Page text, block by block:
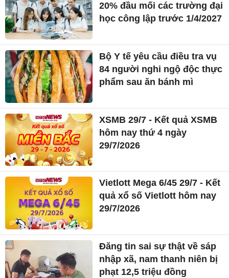
20% đầu mối các trường đại
học công lập trước 1/4/2027
Bộ Y tế yêu cầu điều tra vụ
84 người nghi ngộ độc thực
phẩm sau ăn bánh mì
XSMB 29/7 - Kết quả XSMB
hôm nay thứ 4 ngày
29/7/2026
Vietlott Mega 6/45 29/7 - Kết
quả xổ số Vietlott hôm nay
29/7/2026
Đăng tin sai sự thật về sáp
nhập xã, nam thanh niên bị
phạt 12,5 triệu đồng